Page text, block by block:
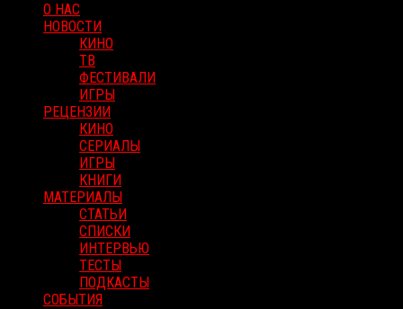
О НАС
НОВОСТИ
КИНО
ТВ
ФЕСТИВАЛИ
ИГРЫ
РЕЦЕНЗИИ
КИНО
СЕРИАЛЫ
ИГРЫ
КНИГИ
МАТЕРИАЛЫ
СТАТЬИ
СПИСКИ
ИНТЕРВЬЮ
ТЕСТЫ
ПОДКАСТЫ
СОБЫТИЯ